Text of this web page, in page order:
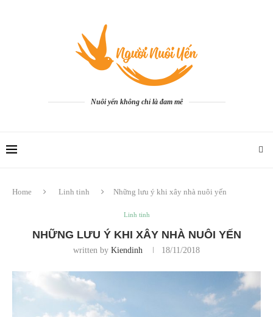
Nuôi yến không chỉ là đam mê
Home Linh tinh Những lưu ý khi xây nhà nuôi yến
Linh tinh
NHỮNG LƯU Ý KHI XÂY NHÀ NUÔI YẾN
written by Kiendinh 18/11/2018